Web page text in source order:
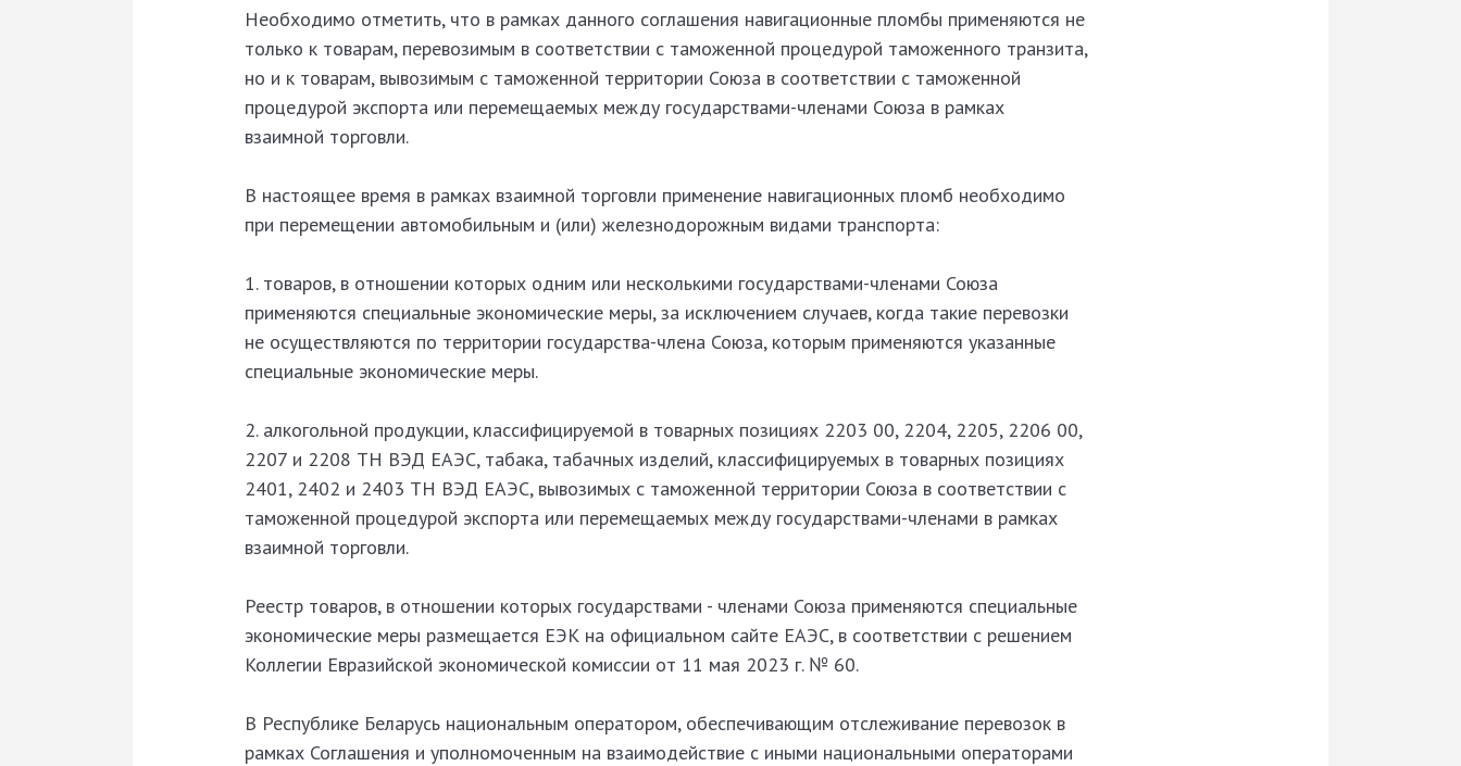
Необходимо отметить, что в рамках данного соглашения навигационные пломбы применяются не
только к товарам, перевозимым в соответствии с таможенной процедурой таможенного транзита,
но и к товарам, вывозимым с таможенной территории Союза в соответствии с таможенной
процедурой экспорта или перемещаемых между государствами-членами Союза в рамках
взаимной торговли.
В настоящее время в рамках взаимной торговли применение навигационных пломб необходимо
при перемещении автомобильным и (или) железнодорожным видами транспорта:
1. товаров, в отношении которых одним или несколькими государствами-членами Союза
применяются специальные экономические меры, за исключением случаев, когда такие перевозки
не осуществляются по территории государства-члена Союза, которым применяются указанные
специальные экономические меры.
2. алкогольной продукции, классифицируемой в товарных позициях 2203 00, 2204, 2205, 2206 00,
2207 и 2208 ТН ВЭД ЕАЭС, табака, табачных изделий, классифицируемых в товарных позициях
2401, 2402 и 2403 ТН ВЭД ЕАЭС, вывозимых с таможенной территории Союза в соответствии с
таможенной процедурой экспорта или перемещаемых между государствами-членами в рамках
взаимной торговли.
Реестр товаров, в отношении которых государствами - членами Союза применяются специальные
экономические меры размещается ЕЭК на официальном сайте ЕАЭС, в соответствии с решением
Коллегии Евразийской экономической комиссии от 11 мая 2023 г. № 60.
В Республике Беларусь национальным оператором, обеспечивающим отслеживание перевозок в
рамках Соглашения и уполномоченным на взаимодействие с иными национальными операторами